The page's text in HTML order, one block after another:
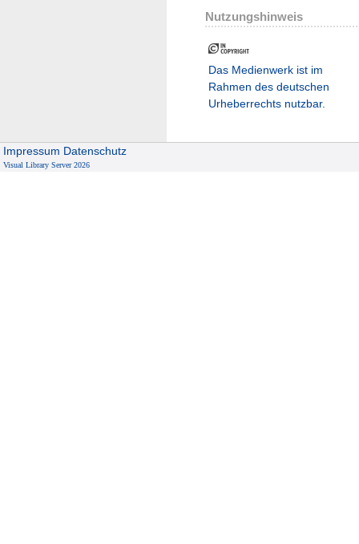
Nutzungshinweis
Das Medienwerk ist im
Rahmen des deutschen
Urheberrechts nutzbar.
Impressum Datenschutz
Visual Library Server 2026